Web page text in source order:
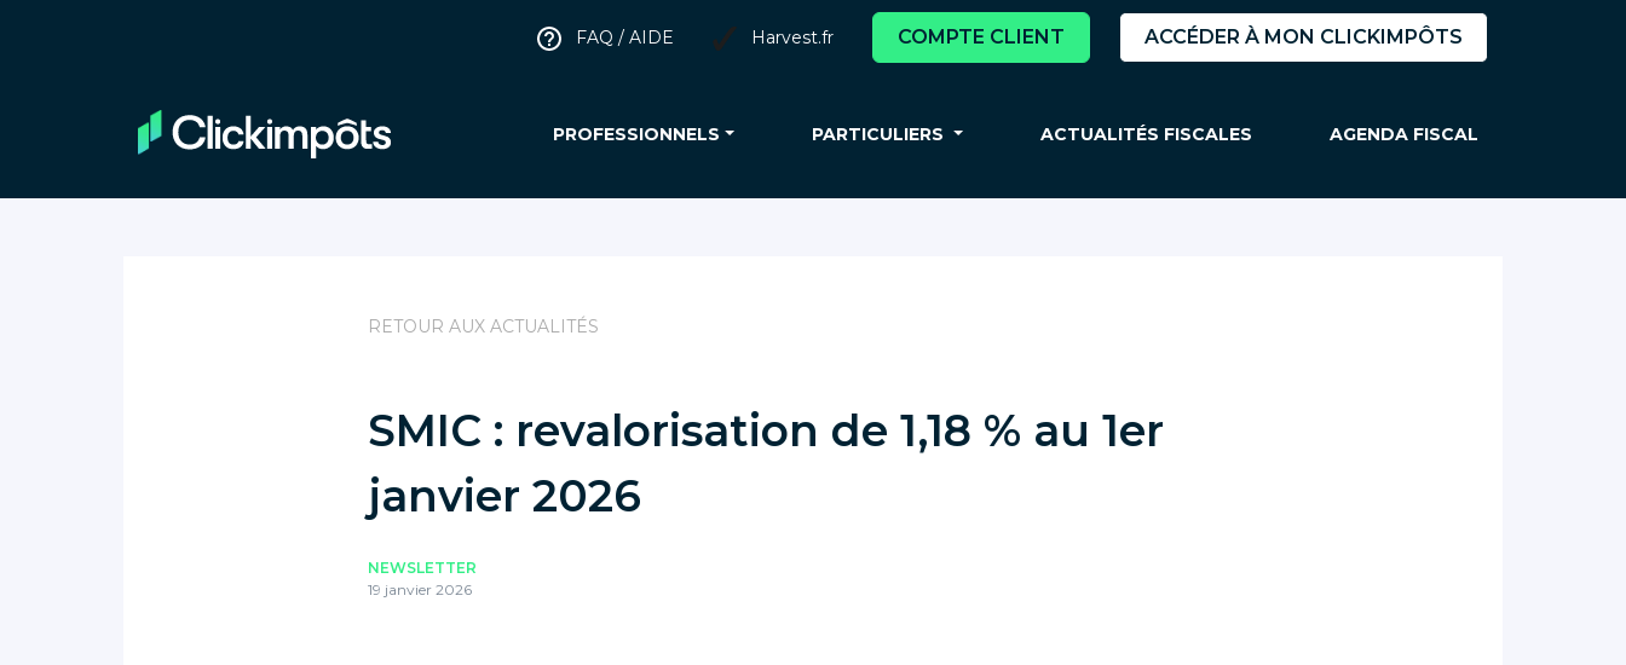
FAQ / AIDE Harvest.fr COMPTE CLIENT ACCÉDER À MON CLICKIMPÔTS
PROFESSIONNELS PARTICULIERS ACTUALITÉS FISCALES AGENDA FISCAL
RETOUR AUX ACTUALITÉS
SMIC : revalorisation de 1,18 % au 1er
janvier 2026
NEWSLETTER
19 janvier 2026